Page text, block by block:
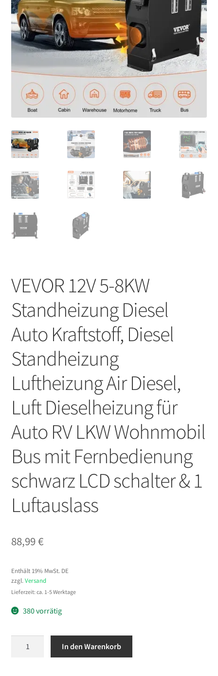
VEVOR 12V 5-8KW
Standheizung Diesel
Auto Kraftstoff, Diesel
Standheizung
Luftheizung Air Diesel,
Luft Dieselheizung für
Auto RV LKW Wohnmobil
Bus mit Fernbedienung
schwarz LCD schalter & 1
Luftauslass
88,99€
Enthält 19% MwSt. DE
zzgl. Versand
Lieferzeit: ca. 1-5 Werktage
380 vorrätig
In den Warenkorb